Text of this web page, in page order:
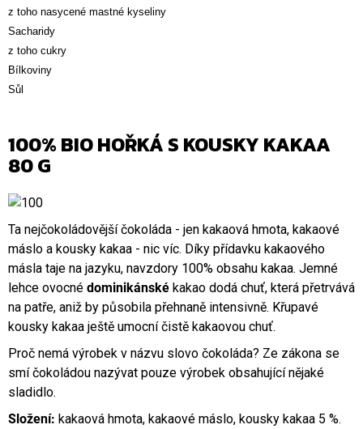
z toho nasycené mastné kyseliny
Sacharidy
z toho cukry
Bílkoviny
Sůl
100% BIO HOŘKÁ S KOUSKY KAKAA
80 G
Ta nejčokoládovější čokoláda - jen kakaová hmota, kakaové
máslo a kousky kakaa - nic víc. Díky přídavku kakaového
másla taje na jazyku, navzdory 100% obsahu kakaa. Jemné
lehce ovocné dominikánské kakao dodá chuť, která přetrvává
na patře, aniž by působila přehnaně intensivně. Křupavé
kousky kakaa ještě umocní čistě kakaovou chuť.
Proč nemá výrobek v názvu slovo čokoláda? Ze zákona se
smí čokoládou nazývat pouze výrobek obsahující nějaké
sladidlo.
Složení: kakaová hmota, kakaové máslo, kousky kakaa 5 %.